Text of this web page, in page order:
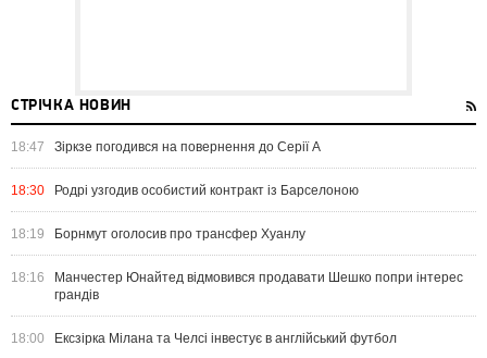
СТРІЧКА НОВИН
18:47 Зіркзе погодився на повернення до Серії А
18:30 Родрі узгодив особистий контракт із Барселоною
18:19 Борнмут оголосив про трансфер Хуанлу
18:16
Манчестер Юнайтед відмовився продавати Шешко попри інтерес
грандів
18:00 Ексзірка Мілана та Челсі інвестує в англійський футбол